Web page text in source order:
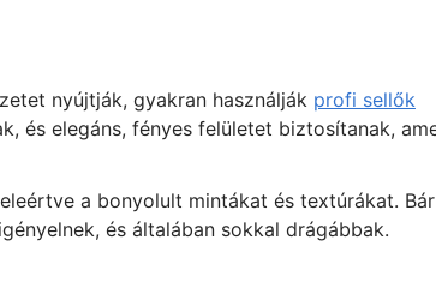
nyújtják, gyakran használják profi sellők
és elegáns, fényes felületet biztosítanak,
a bonyolult mintákat és textúrákat. Bár
és általában sokkal drágábbak.